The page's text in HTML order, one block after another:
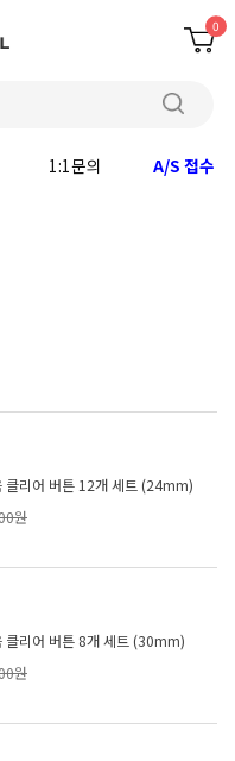
0
1:1문의 A/S 접수
클리어 버튼 12개 세트 (24mm)
원
클리어 버튼 8개 세트 (30mm)
원